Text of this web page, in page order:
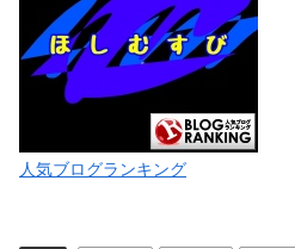
人気ブログランキング